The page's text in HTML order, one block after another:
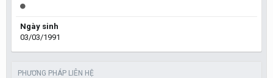
Ngày sinh
03/03/1991
PHƯƠNG PHÁP LIÊN HỆ